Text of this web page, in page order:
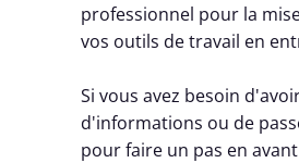
professionnel pour la
vos outils de travail en
Si vous avez besoin
d'informations ou de
pour faire un pas en